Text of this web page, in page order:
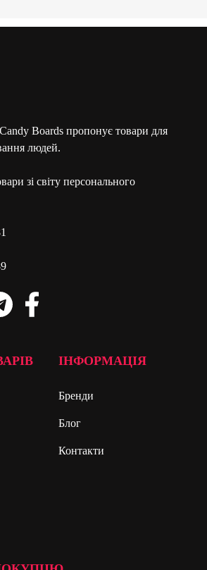
Boards пропонує товари для
людей.
зі світу персонального
ІНФОРМАЦІЯ
Бренди
Блог
Контакти